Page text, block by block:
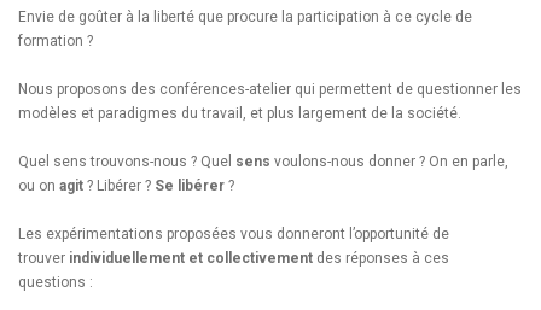
Envie de goûter à la liberté que procure la participation à ce cycle de
formation ?
Nous proposons des conférences-atelier qui permettent de questionner les
modèles et paradigmes du travail, et plus largement de la société.
Quel sens trouvons-nous ? Quel sens voulons-nous donner ? On en parle,
ou on agit ? Libérer ? Se libérer ?
Les expérimentations proposées vous donneront l’opportunité de
trouver individuellement et collectivement des réponses à ces
questions :